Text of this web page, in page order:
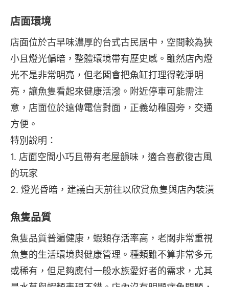
店面環境
店面位於古早味濃厚的台式古民居中，空間較為狹
小且燈光偏暗，整體環境帶有歷史感。雖然店內燈
光不是非常明亮，但老闆會把魚缸打理得乾淨明
亮，讓魚隻看起來健康活潑。附近停車可能需注
意，店面位於遠傳電信對面，正義幼稚園旁，交通
方便。
特別說明：
1. 店面空間小巧且帶有老屋韻味，適合喜歡復古風
的玩家
2. 燈光昏暗，建議白天前往以欣賞魚隻與店內裝潢
魚隻品質
魚隻品質普遍健康，蝦類存活率高，老闆非常重視
魚隻的生活環境與健康管理。種類雖不算非常多元
或稀有，但足夠應付一般水族愛好者的需求，尤其